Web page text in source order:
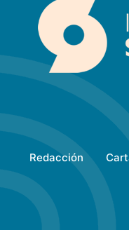
Redacción